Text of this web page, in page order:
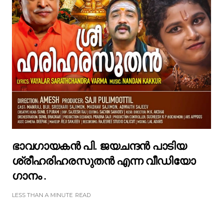
ഭാവഗായകൻ പി. ജയചന്ദൻ പാടിയ
ശ്രീഹരിഹരസുതൻ എന്ന വീഡിയോ
ഗാനം .
LESS THAN A MINUTE READ